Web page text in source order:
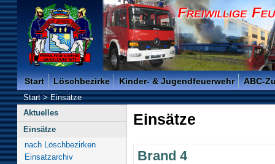
Freiwillige Feuerwehr der Kreisstadt Saarlouis -
Start Löschbezirke Kinder- & Jugendfeuerwehr ABC-
Start>Einsätze
Aktuelles
Einsätze
nach Löschbezirken
Einsatzarchiv
Einsätze
Brand 4